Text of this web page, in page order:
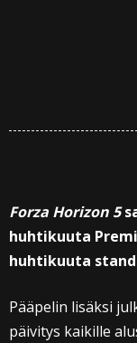
Forza Horizon 5
huhtikuuta
huhtikuuta
Pääpelin lisäksi
päivitys kaikille